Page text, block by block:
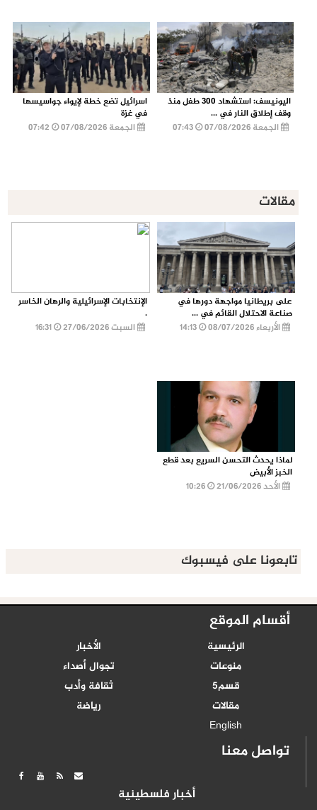
اليونيسف: استشهاد 300 طفل منذ
وقف إطلاق النار في ...
الجمعة 07/08/2026
اسرائيل تضع خطة لإيواء جواسيسها
في غزة
الجمعة 07/08/2026
مقالات
على بريطانيا مواجهة دورها في
صناعة الاحتلال القائم في ...
الأربعاء 08/07/2026
الإنتخابات الإسرائيلية والرهان الخاسر
.
السبت 27/06/2026
16:31
لماذا يحدث التحسن السريع بعد قطع
الخبز الأبيض
الأحد 21/06/2026
تابعونا على فيسبوك
أقسام الموقع
الرئيسية
الأخبار
منوعات
تجوال أصداء
قسم5
ثقافة وأدب
مقالات
رياضة
English
تواصل معنا
أخبار فلسطينية